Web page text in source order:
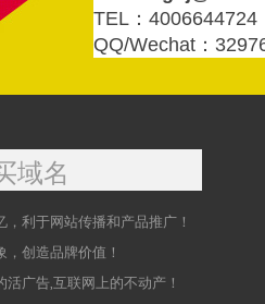
TEL：4006644724
QQ/Wechat：
域名
利于网站传播和产品推广！
创造品牌价值！
广告,互联网上的不动产！